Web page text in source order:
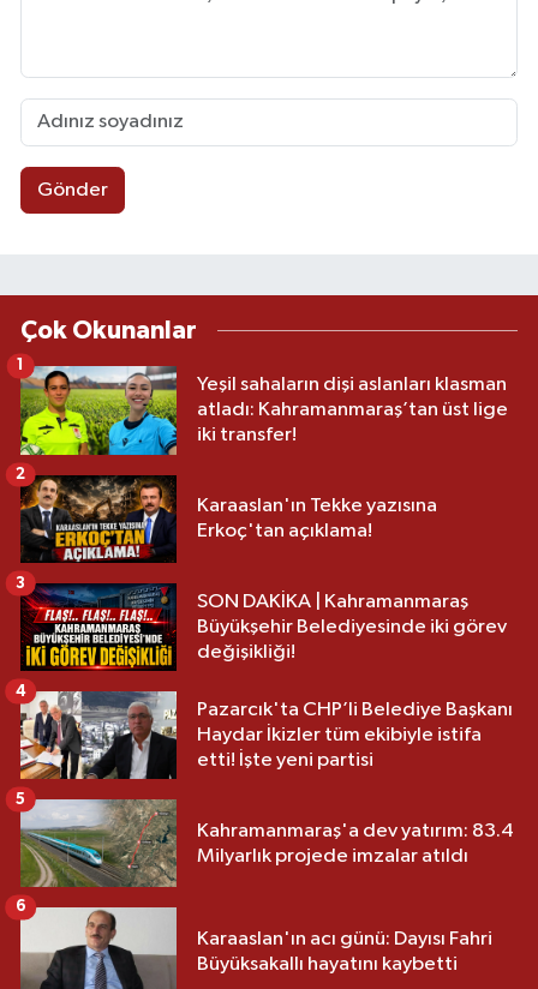
Gönder
Çok Okunanlar
Yeşil sahaların dişi aslanları klasman
atladı: Kahramanmaraş’tan üst lige
iki transfer!
Karaaslan'ın Tekke yazısına
Erkoç'tan açıklama!
2
SON DAKİKA | Kahramanmaraş
Büyükşehir Belediyesinde iki görev
değişikliği!
3
Pazarcık'ta CHP’li Belediye Başkanı
Haydar İkizler tüm ekibiyle istifa
etti! İşte yeni partisi
4
Kahramanmaraş'a dev yatırım: 83.4
Milyarlık projede imzalar atıldı
5
Karaaslan'ın acı günü: Dayısı Fahri
Büyüksakallı hayatını kaybetti
6